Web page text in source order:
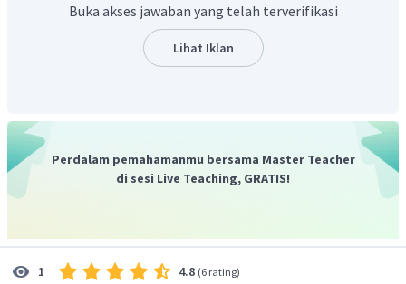
atom-atom akan membentuk konfigurasi elektron seperti
gas mulia dengan cara membentuk ion atau menggunakan
pasangan elektron bersama. lon adalah partikel yang
sedangkan anion dapat terjadi karena suatu atom
menangkap elektron.
Pada soal di atas, diketahui unsur dengan konfigurasi
elektron
memiliki elektron valensi atau
tersebut menunjukkan bahwa terdapat 6 buah elektron
pada kulit terluar unsur tersebut. Jumlah elektron tersebut
Buka akses jawaban yang telah terverifikasi
Lihat Iklan
Perdalam pemahamanmu bersama Master Teacher
di sesi Live Teaching, GRATIS!
1 4.8 (6 rating)